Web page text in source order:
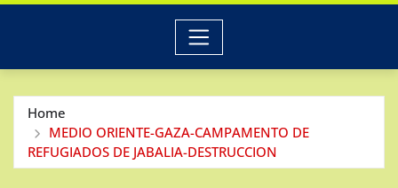
Home
MEDIO ORIENTE-GAZA-CAMPAMENTO DE
REFUGIADOS DE JABALIA-DESTRUCCION